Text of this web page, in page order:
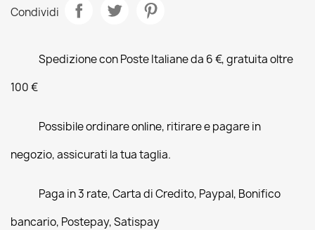
Condividi
Spedizione con Poste Italiane da 6 €, gratuita oltre
100 €
Possibile ordinare online, ritirare e pagare in
negozio, assicurati la tua taglia.
Paga in 3 rate, Carta di Credito, Paypal, Bonifico
bancario, Postepay, Satispay